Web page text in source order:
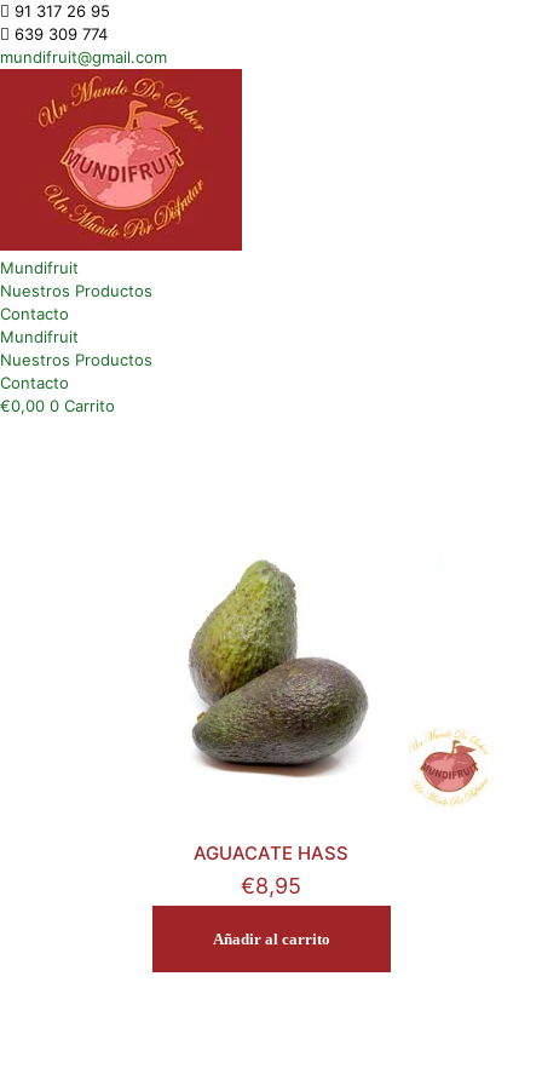
91 317 26 95
639 309 774
mundifruit@gmail.com
Mundifruit
Nuestros Productos
Contacto
Mundifruit
Nuestros Productos
Contacto
€0,00 0 Carrito
AGUACATE HASS
€8,95
Añadir al carrito